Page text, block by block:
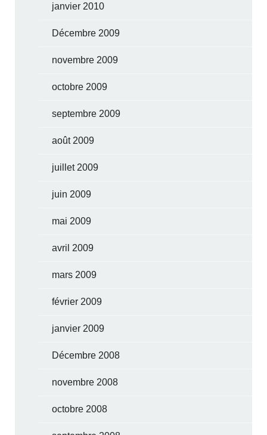
janvier 2010
Décembre 2009
novembre 2009
octobre 2009
septembre 2009
août 2009
juillet 2009
juin 2009
mai 2009
avril 2009
mars 2009
février 2009
janvier 2009
Décembre 2008
novembre 2008
octobre 2008